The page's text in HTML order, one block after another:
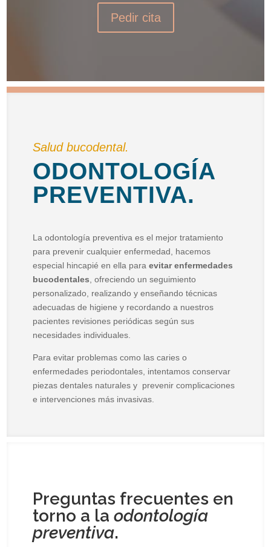
Pedir cita
Salud bucodental.
ODONTOLOGÍA
PREVENTIVA.
La odontología preventiva es el mejor tratamiento
para prevenir cualquier enfermedad, hacemos
especial hincapié en ella para evitar enfermedades
bucodentales, ofreciendo un seguimiento
personalizado, realizando y enseñando técnicas
adecuadas de higiene y recordando a nuestros
pacientes revisiones periódicas según sus
necesidades individuales.
Para evitar problemas como las caries o
enfermedades periodontales, intentamos conservar
piezas dentales naturales y prevenir complicaciones
e intervenciones más invasivas.
Preguntas frecuentes en
torno a la odontología
preventiva.